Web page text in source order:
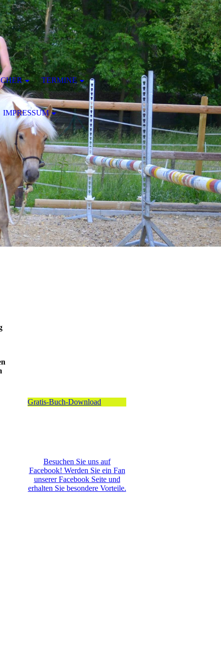
Gratis-Buch-Download
Besuchen Sie uns auf
Facebook! Werden Sie ein Fan
unserer Facebook Seite und
erhalten Sie besondere Vorteile.
TERMINE
IMPRESSUM